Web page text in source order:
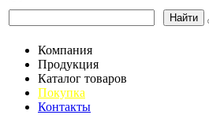
Найти
Компания
Продукция
Каталог товаров
Покупка
Контакты